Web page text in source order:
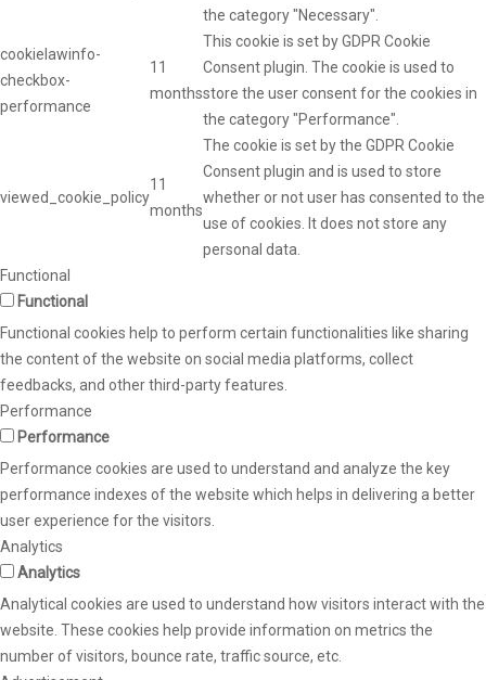
the category "Necessary".
cookielawinfo-
checkbox-
performance
11
months
This cookie is set by GDPR Cookie
Consent plugin. The cookie is used to
store the user consent for the cookies in
the category "Performance".
viewed_cookie_policy
11
months
The cookie is set by the GDPR Cookie
Consent plugin and is used to store
whether or not user has consented to the
use of cookies. It does not store any
personal data.
Functional
Functional
Functional cookies help to perform certain functionalities like sharing
the content of the website on social media platforms, collect
feedbacks, and other third-party features.
Performance
Performance
Performance cookies are used to understand and analyze the key
performance indexes of the website which helps in delivering a better
user experience for the visitors.
Analytics
Analytics
Analytical cookies are used to understand how visitors interact with the
website. These cookies help provide information on metrics the
number of visitors, bounce rate, traffic source, etc.